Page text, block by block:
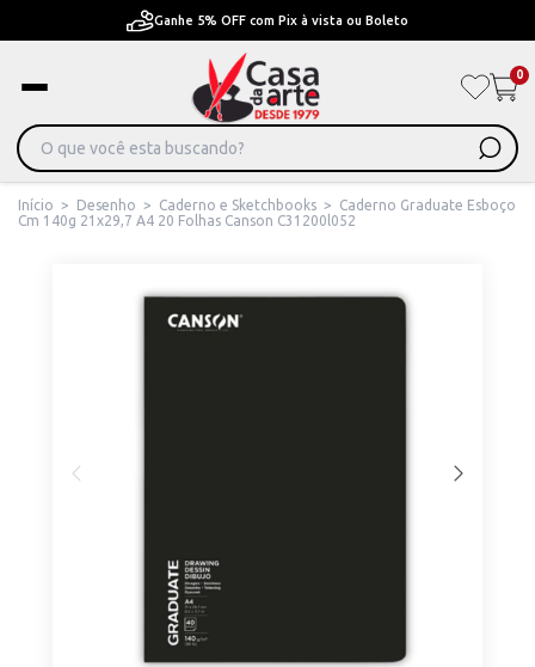
Pague em Até 6x sem juros ou ate 12x com juros
0
Início > Desenho > Caderno e Sketchbooks >
Caderno Graduate Esboço
Cm 140g 21x29,7 A4 20 Folhas Canson C31200l052